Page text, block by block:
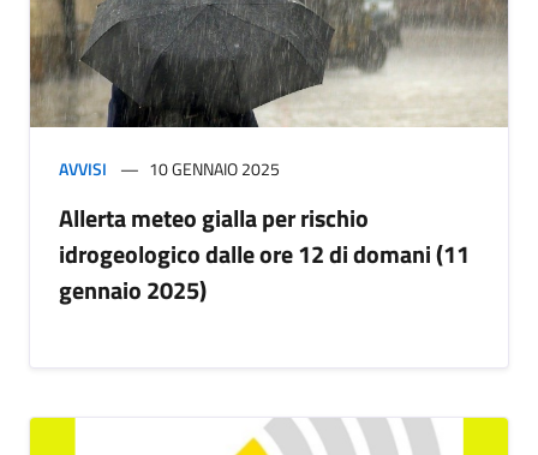
AVVISI 10 GENNAIO 2025
Allerta meteo gialla per rischio
idrogeologico dalle ore 12 di domani (11
gennaio 2025)